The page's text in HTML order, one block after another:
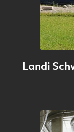
Landi